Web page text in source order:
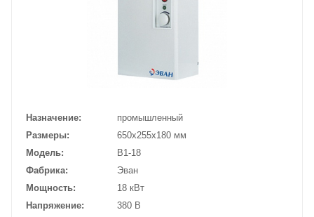
Назначение
промышленный
Размеры
650х255х180 мм
Модель
В1-18
Фабрика
Эван
Мощность
18 кВт
Напряжение
380 В